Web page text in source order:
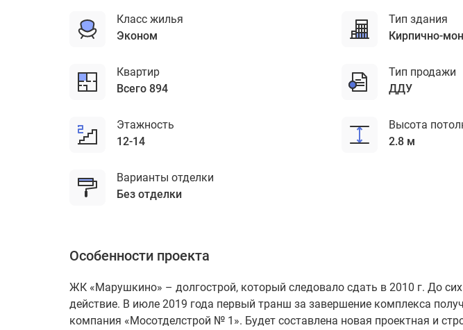
Класс жилья
эконом
Тип здания
кирпично-
Квартир
Всего 894
Тип продажи
ДДУ
Этажность
12-14
Высота
2.8 м
Варианты отделки
без отделки
Особенности проекта
ЖК «Марушкино» – долгострой, который следовало сдать в 2010 г. До
действие. В июле 2019 года первый транш за завершение комплекса
компания «Мосотделстрой № 1». Будет составлена новая проектная и